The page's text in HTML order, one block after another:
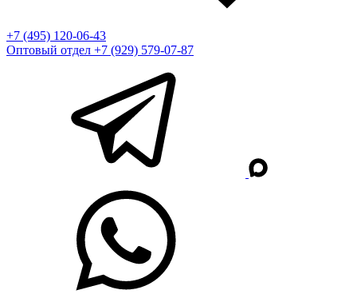
+7 (495) 120-06-43
Оптовый отдел +7 (929) 579-07-87